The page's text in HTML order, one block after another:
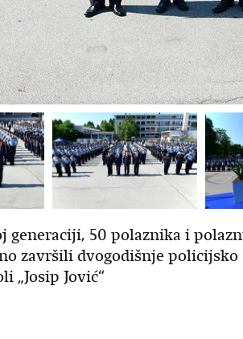
generaciji, 50 polaznika i
završili dvogodišnje
„Josip Jović“